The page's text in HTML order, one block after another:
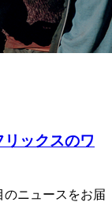
ックスのワ
ニュースをお届